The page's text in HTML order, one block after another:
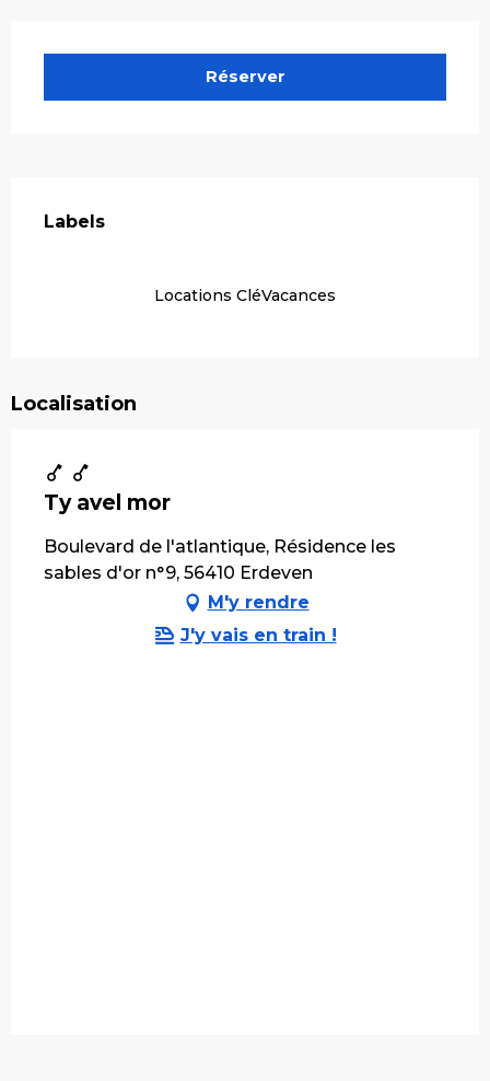
Réserver
Labels
Labels
Locations CléVacances
Localisation
Ty avel mor
Boulevard de l'atlantique, Résidence les
sables d'or n°9, 56410 Erdeven
M'y rendre
J'y vais en train !